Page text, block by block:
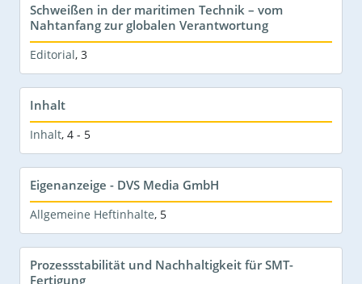
Schweißen in der maritimen Technik – vom
Nahtanfang zur globalen Verantwortung
Editorial, 3
Inhalt
Inhalt, 4 - 5
Eigenanzeige - DVS Media GmbH
Allgemeine Heftinhalte, 5
Prozessstabilität und Nachhaltigkeit für SMT-
Fertigung